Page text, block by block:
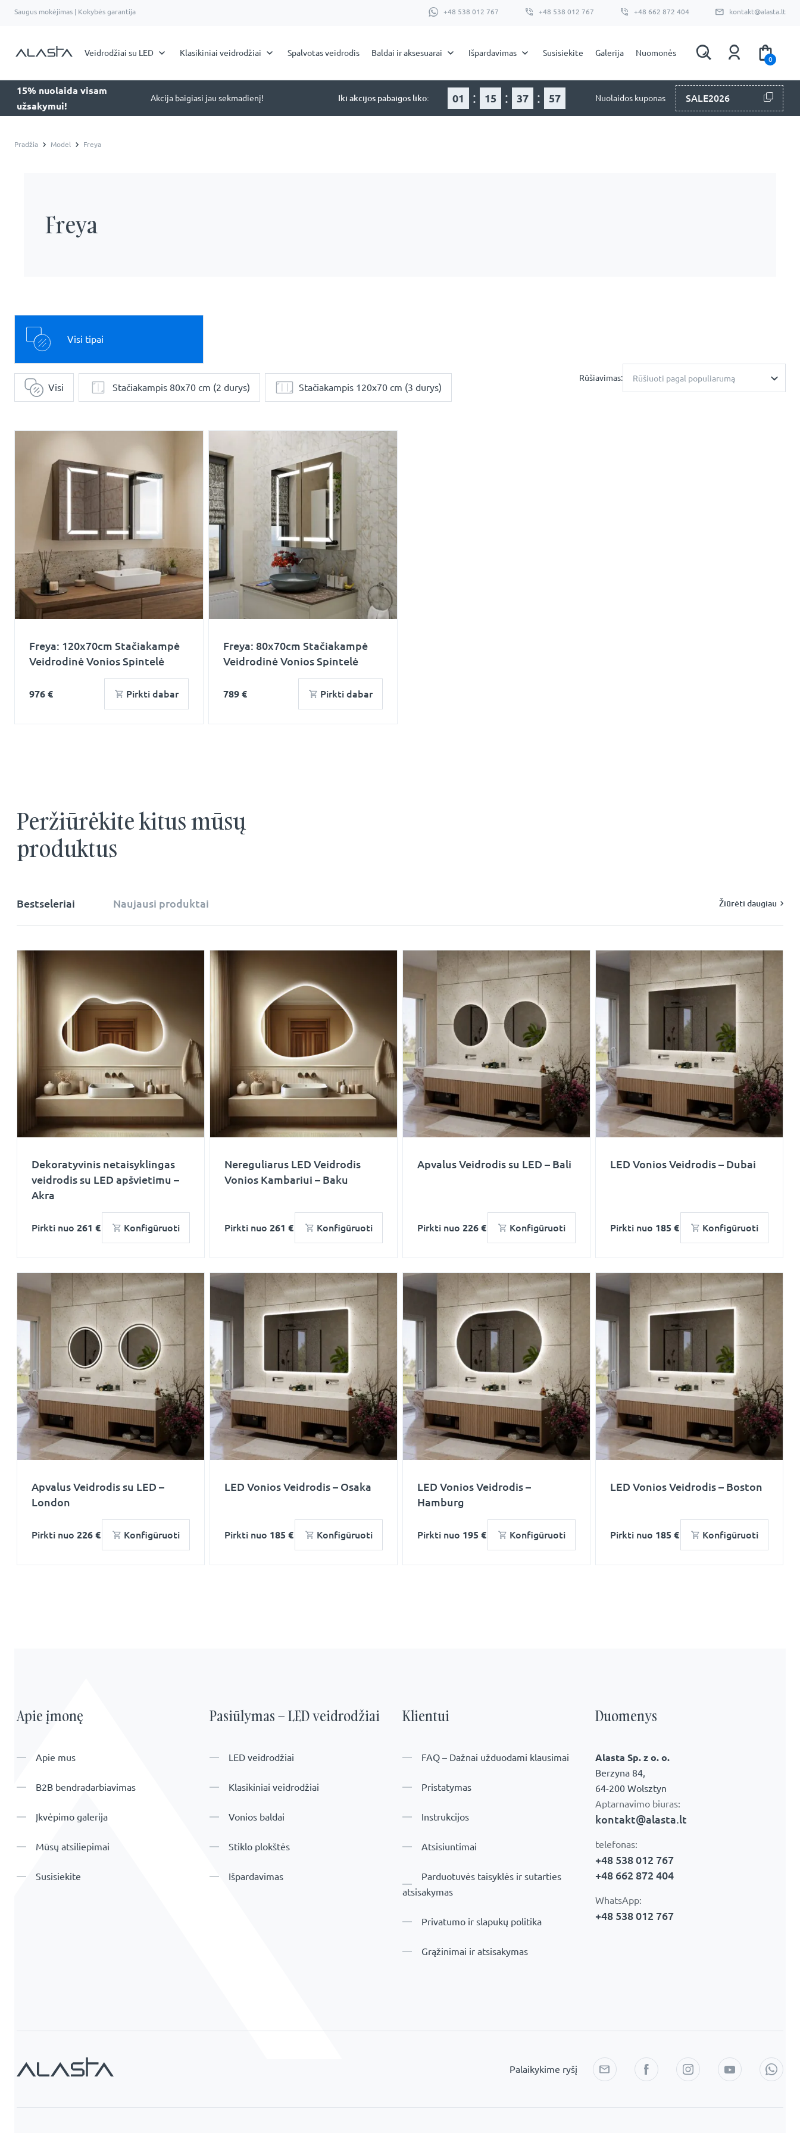
Saugus mokėjimas | Kokybės garantija +48 538 012 767 +48 538 012 767 +48 662 872 404 kontakt@alasta.lt
Veidrodžiai su LED Klasikiniai veidrodžiai Spalvotas veidrodis Baldai ir aksesuarai Išpardavimas Susisiekite Galerija Nuomonės
0
15% nuolaida visam
užsakymui!
Akcija baigiasi jau sekmadienį! Iki akcijos pabaigos liko: 01 : 15 : 37 : 56 Nuolaidos kuponas SALE2026
Pradžia Model Freya
Freya
Visi tipai
Visi Stačiakampis 80x70 cm (2 durys) Stačiakampis 120x70 cm (3 durys)
Rūšiavimas: Rūšiuoti pagal populiarumą
Freya: 120x70cm Stačiakampė
Veidrodinė Vonios Spintelė
976 € Pirkti dabar
Freya: 80x70cm Stačiakampė
Veidrodinė Vonios Spintelė
789 € Pirkti dabar
Peržiūrėkite kitus mūsų
produktus
Bestseleriai Naujausi produktai Žiūrėti daugiau
Dekoratyvinis netaisyklingas
veidrodis su LED apšvietimu –
Akra
Pirkti nuo 261 € Konfigūruoti
Nereguliarus LED Veidrodis
Vonios Kambariui – Baku
Pirkti nuo 261 € Konfigūruoti
Apvalus Veidrodis su LED – Bali
Pirkti nuo 226 € Konfigūruoti
LED Vonios Veidrodis – Dubai
Pirkti nuo 185 € Konfigūruoti
Apvalus Veidrodis su LED –
London
Pirkti nuo 226 € Konfigūruoti
LED Vonios Veidrodis – Osaka
Pirkti nuo 185 € Konfigūruoti
LED Vonios Veidrodis –
Hamburg
Pirkti nuo 195 € Konfigūruoti
LED Vonios Veidrodis – Boston
Pirkti nuo 185 € Konfigūruoti
Apie įmonę
Apie mus
B2B bendradarbiavimas
Įkvėpimo galerija
Mūsų atsiliepimai
Susisiekite
Pasiūlymas – LED veidrodžiai
LED veidrodžiai
Klasikiniai veidrodžiai
Vonios baldai
Stiklo plokštės
Išpardavimas
Klientui
FAQ – Dažnai užduodami klausimai
Pristatymas
Instrukcijos
Atsisiuntimai
Parduotuvės taisyklės ir sutarties
atsisakymas
Privatumo ir slapukų politika
Grąžinimai ir atsisakymas
Duomenys
Alasta Sp. z o. o.
Berzyna 84,
64-200 Wolsztyn
Aptarnavimo biuras:
kontakt@alasta.lt
telefonas:
+48 538 012 767
+48 662 872 404
WhatsApp:
+48 538 012 767
Palaikykime ryšį